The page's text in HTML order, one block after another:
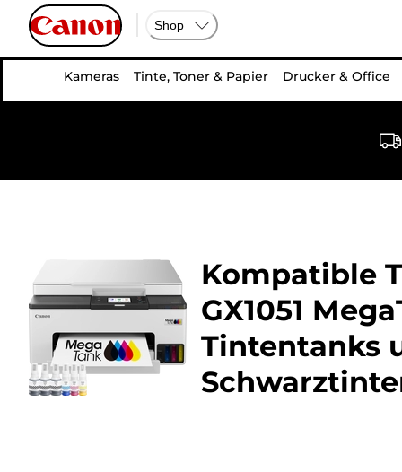
Shop
Kameras Tinte, Toner & Papier Drucker & Office
Kompatible
GX1051
Tintentanks